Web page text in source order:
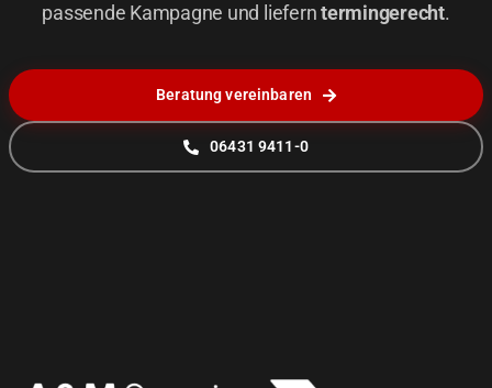
passende Kampagne und lieferntermingerecht.
Beratung vereinbaren
06431 9411-0